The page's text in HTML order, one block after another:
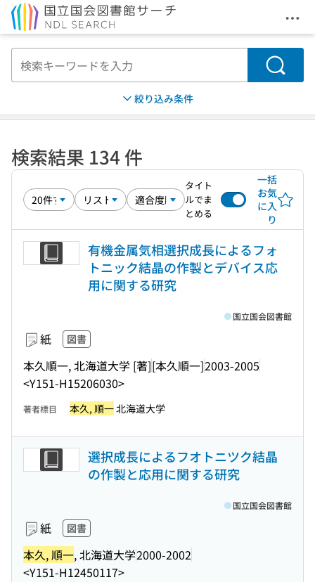
メ
検索
絞り込み条件
検索結果 134 件
タイト
ルでま
とめる
一括
お気
に入
り
有機金属気相選択成長によるフォ
トニック結晶の作製とデバイス応
用に関する研究
紙 図書
本久順一, 北海道大学 [著][本久順一]2003-2005
<Y151-H15206030>
国立国会図書館
著者標目 本久, 順一北海道大学
選択成長によるフオトニツク結晶
の作製と応用に関する研究
紙 図書
本久, 順一, 北海道大学2000-2002
<Y151-H12450117>
国立国会図書館